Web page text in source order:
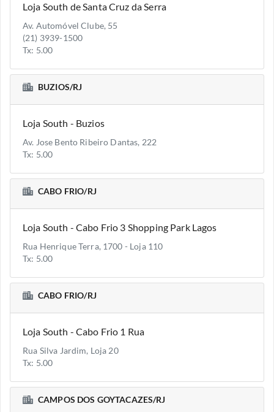
Loja South de Santa Cruz da Serra
Av. Automóvel Clube, 55
(21) 3939-1500
Tx: 5.00
BUZIOS/RJ
Loja South - Buzios
Av. Jose Bento Ribeiro Dantas, 222
Tx: 5.00
CABO FRIO/RJ
Loja South - Cabo Frio 3 Shopping Park Lagos
Rua Henrique Terra, 1700 - Loja 110
Tx: 5.00
CABO FRIO/RJ
Loja South - Cabo Frio 1 Rua
Rua Silva Jardim, Loja 20
Tx: 5.00
CAMPOS DOS GOYTACAZES/RJ